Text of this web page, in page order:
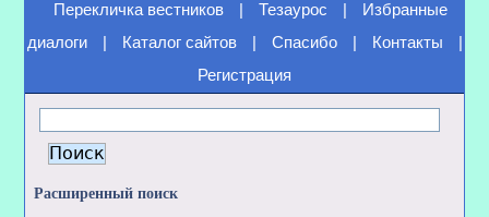
Перекличка вестников
Тезаурос
Избранные
диалоги
Каталог сайтов Спасибо Контакты
Регистрация
Расширенный поиск